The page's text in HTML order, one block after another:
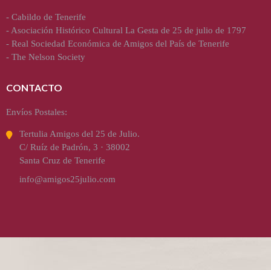
- Cabildo de Tenerife
-Asociación Histórico Cultural La Gesta de 25 de julio de 1797
- Real Sociedad Económica de Amigos del País de Tenerife
- The Nelson Society
CONTACTO
Envíos Postales:
Tertulia Amigos del 25 de Julio.
C/ Ruíz de Padrón, 3 · 38002
Santa Cruz de Tenerife
info@amigos25julio.com